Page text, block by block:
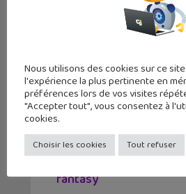
Sortie Manga :
Heroes (Vol. 1 et 2), à
fantasy
Nous utilisons des cookies sur ce
l'expérience la plus pertinente en
préférences lors de vos visites
"Accepter tout", vous consentez à
cookies.
Choisir les cookies Tout refuser